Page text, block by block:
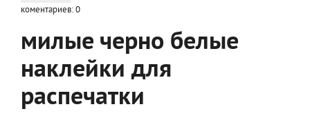
коментариев: 0
милые черно белые
наклейки для
распечатки